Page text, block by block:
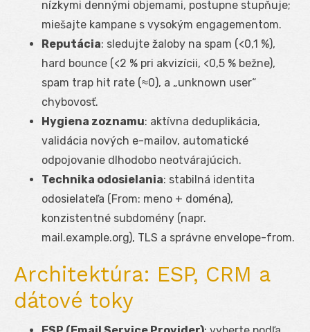
nízkymi dennými objemami, postupne stupňuje;
miešajte kampane s vysokým engagementom.
Reputácia: sledujte žaloby na spam (<0,1 %),
hard bounce (<2 % pri akvizícii, <0,5 % bežne),
spam trap hit rate (≈0), a „unknown user“
chybovosť.
Hygiena zoznamu: aktívna deduplikácia,
validácia nových e-mailov, automatické
odpojovanie dlhodobo neotvárajúcich.
Technika odosielania: stabilná identita
odosielateľa (From: meno + doména),
konzistentné subdomény (napr.
mail.example.org), TLS a správne envelope-from.
Architektúra: ESP, CRM a
dátové toky